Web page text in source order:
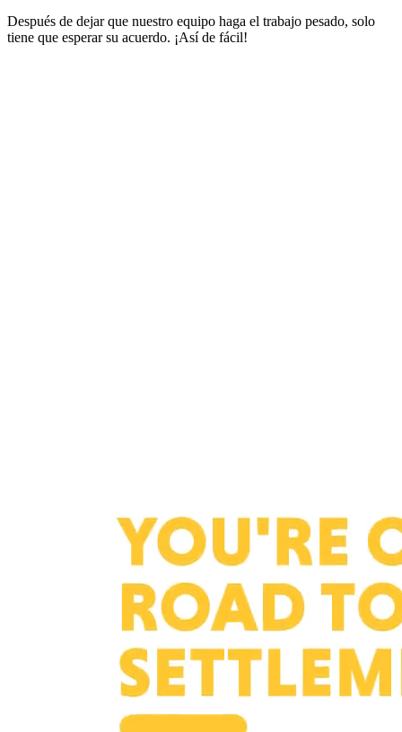
Después de dejar que nuestro equipo haga el trabajo pesado, solo
tiene que esperar su acuerdo. ¡Así de fácil!